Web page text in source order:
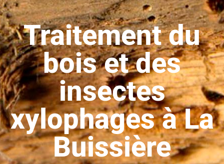
Traitement du
bois et des
insectes
xylophages à La
Buissière